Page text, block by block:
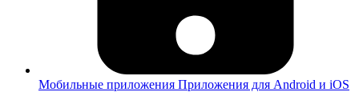
Мобильные приложения Приложения для Android и iOS